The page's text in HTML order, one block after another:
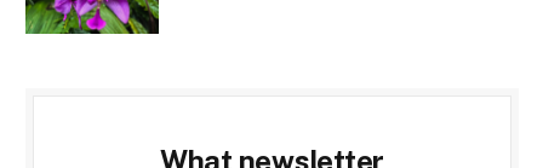
What newsletter